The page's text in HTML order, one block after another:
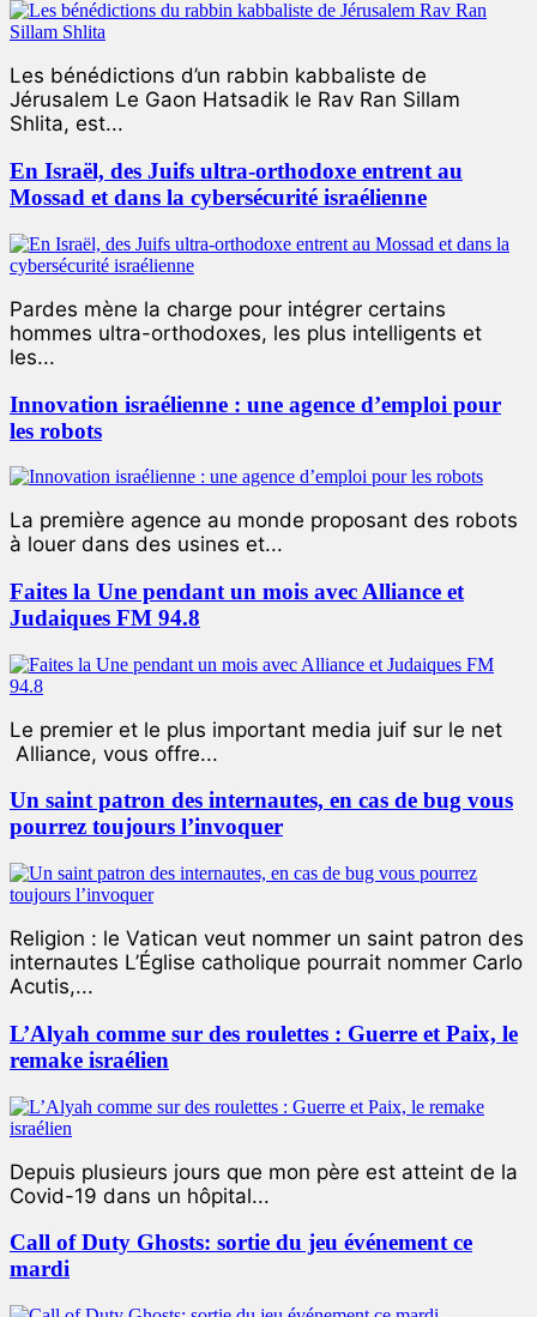
Les bénédictions d’un rabbin kabbaliste de
Jérusalem Le Gaon Hatsadik le Rav Ran Sillam
Shlita, est...
En Israël, des Juifs ultra-orthodoxe entrent au
Mossad et dans la cybersécurité israélienne
Pardes mène la charge pour intégrer certains
hommes ultra-orthodoxes, les plus intelligents et
les...
Innovation israélienne : une agence d’emploi pour
les robots
La première agence au monde proposant des robots
à louer dans des usines et...
Faites la Une pendant un mois avec Alliance et
Judaiques FM 94.8
Le premier et le plus important media juif sur le net
Alliance, vous offre...
Un saint patron des internautes, en cas de bug vous
pourrez toujours l’invoquer
Religion : le Vatican veut nommer un saint patron des
internautes L’Église catholique pourrait nommer Carlo
Acutis,...
L’Alyah comme sur des roulettes : Guerre et Paix, le
remake israélien
Depuis plusieurs jours que mon père est atteint de la
Covid-19 dans un hôpital...
Call of Duty Ghosts: sortie du jeu événement ce
mardi